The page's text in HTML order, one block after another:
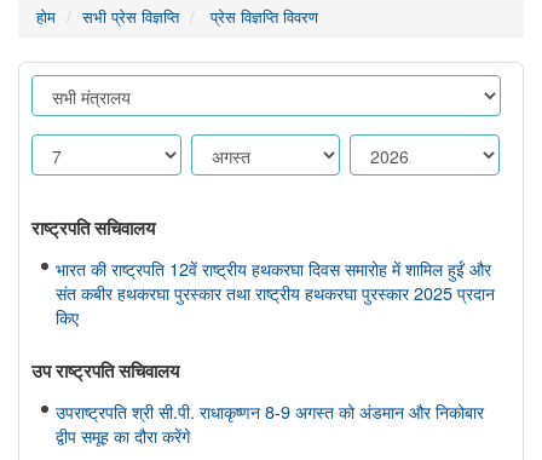
होम सभी प्रेस विज्ञप्ति प्रेस विज्ञप्ति विवरण
राष्ट्रपति सचिवालय
भारत की राष्ट्रपति 12वें राष्ट्रीय हथकरघा दिवस समारोह में शामिल हुईं और
संत कबीर हथकरघा पुरस्कार तथा राष्ट्रीय हथकरघा पुरस्कार 2025 प्रदान
किए
उप राष्ट्रपति सचिवालय
उपराष्ट्रपति श्री सी.पी. राधाकृष्णन 8-9 अगस्त को अंडमान और निकोबार
द्वीप समूह का दौरा करेंगे